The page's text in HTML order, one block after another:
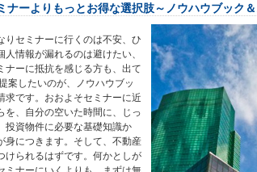
ナーよりもっとお得な選択肢～ノウハウブック
りセミナーに行くのは不安、ひ
情報が漏れるのは避けたい、
ナーに抵抗を感じる方も、出て
案したいのが、ノウハウブッ
求です。おおよそセミナーに近
を、自分の空いた時間に、じっ
投資物件に必要な基礎知識か
身につきます。そして、不動産
けられるはずです。何かとしが